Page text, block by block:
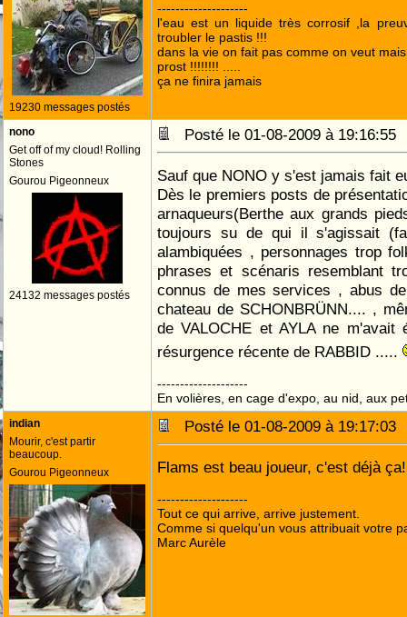
19230 messages postés
--------------------
l'eau est un liquide très corrosif ,la
troubler le pastis !!!
dans la vie on fait pas comme on veut
prost !!!!!!!! .....
ça ne finira jamais
nono
Get off of my cloud! Rolling
Stones
Gourou Pigeonneux
24132 messages postés
Posté le 01-08-2009 à
Sauf que NONO y s'est jamais fait
Dès le premiers posts de
arnaqueurs(Berthe aux grands
toujours su de qui il s'agissait
alambiquées , personnages trop
phrases et scénaris resemblant
connus de mes services , abus
chateau de SCHONBRÜNN.... ,
de VALOCHE et AYLA ne m'avait
résurgence récente de RABBID .....
--------------------
En volières, en cage d'expo, au nid, aux
indian
Mourir, c'est partir
beaucoup.
Gourou Pigeonneux
Posté le 01-08-2009 à
Flams est beau joueur, c'est déjà
--------------------
Tout ce qui arrive, arrive justement.
Comme si quelqu'un vous attribuait votre
Marc Aurèle